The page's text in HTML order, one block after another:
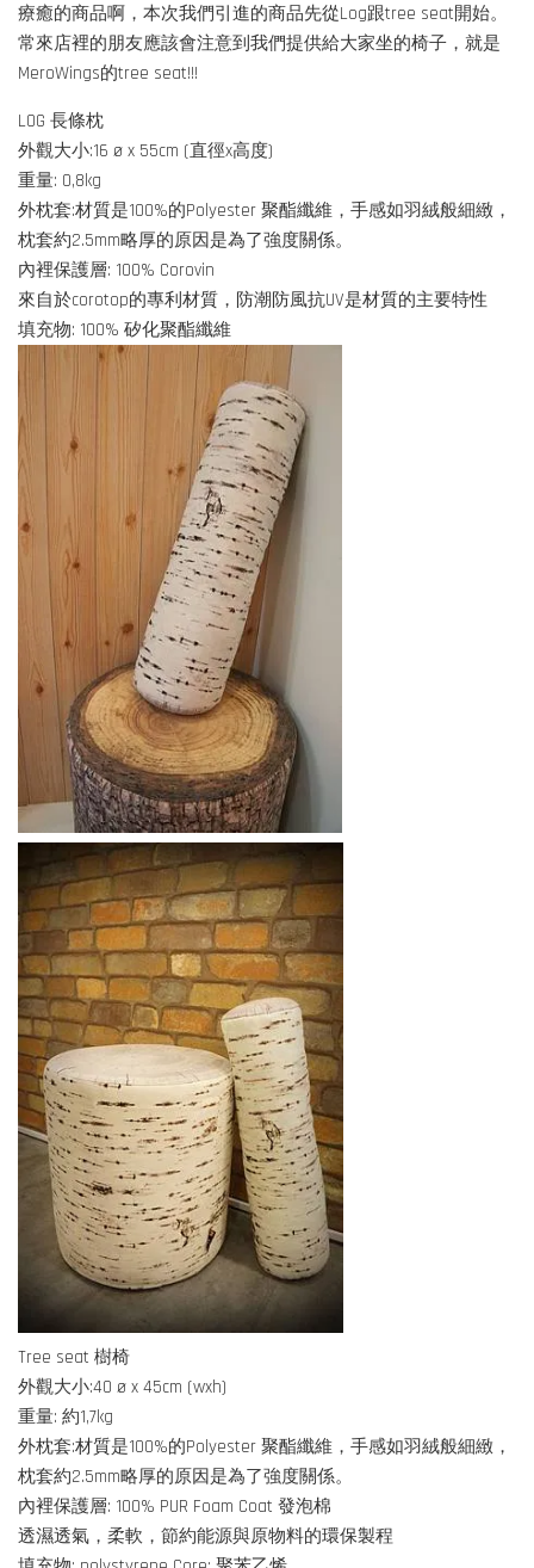
療癒的商品啊，本次我們引進的商品先從Log跟tree seat開始。
常來店裡的朋友應該會注意到我們提供給大家坐的椅子，就是
MeroWings的tree seat!!!
LOG 長條枕
外觀大小:16 ø x 55cm (直徑x高度)
重量: 0,8kg
外枕套:材質是100%的Polyester 聚酯纖維，手感如羽絨般細緻，
枕套約2.5mm略厚的原因是為了強度關係。
內裡保護層: 100% Corovin
來自於corotop的專利材質，防潮防風抗UV是材質的主要特性
填充物: 100% 矽化聚酯纖維
Tree seat 樹椅
外觀大小:40 ø x 45cm (wxh)
重量: 約1,7kg
外枕套:材質是100%的Polyester 聚酯纖維，手感如羽絨般細緻，
枕套約2.5mm略厚的原因是為了強度關係。
內裡保護層: 100% PUR Foam Coat 發泡棉
透濕透氣，柔軟，節約能源與原物料的環保製程